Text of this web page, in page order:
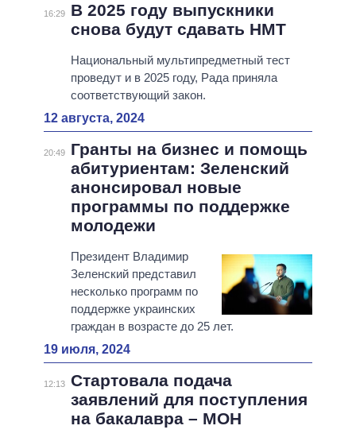
16:29
В 2025 году выпускники
снова будут сдавать НМТ
Национальный мультипредметный тест
проведут и в 2025 году, Рада приняла
соответствующий закон.
12 августа, 2024
20:49
Гранты на бизнес и помощь
абитуриентам: Зеленский
анонсировал новые
программы по поддержке
молодежи
Президент Владимир
Зеленский представил
несколько программ по
поддержке украинских
граждан в возрасте до 25 лет.
19 июля, 2024
12:13 Стартовала подача
заявлений для поступления
на бакалавра – МОН